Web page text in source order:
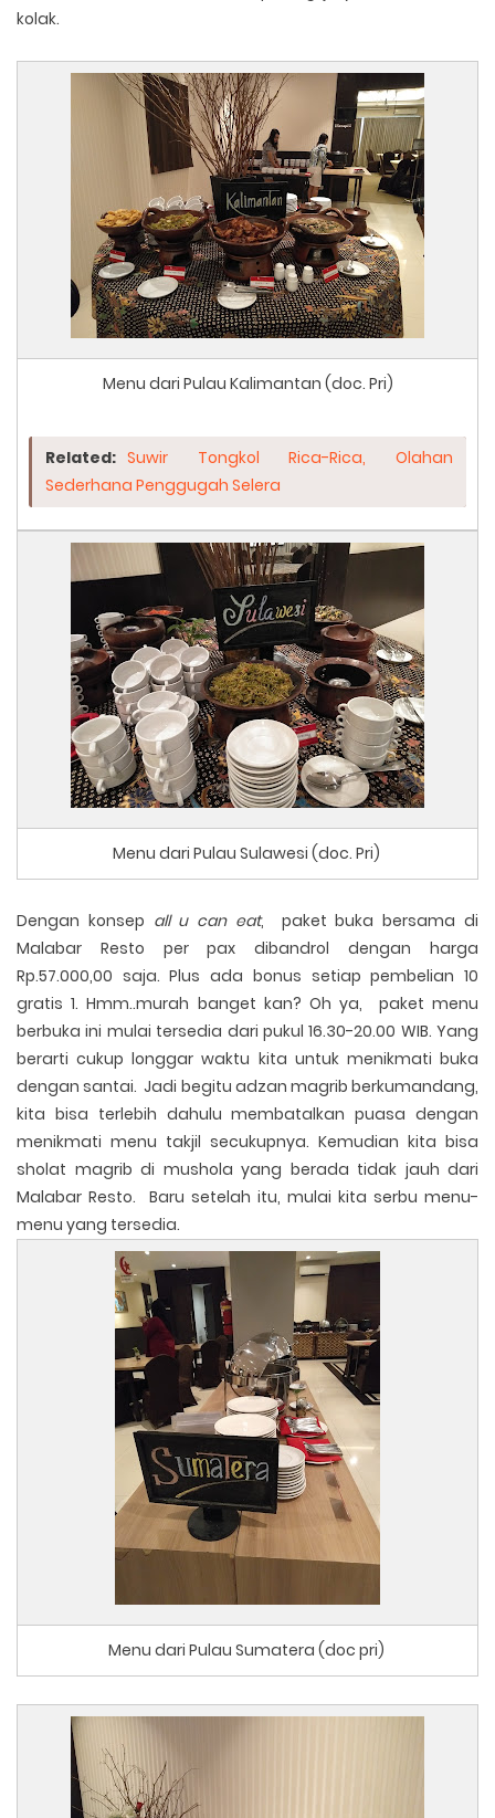
kolak.
Menu dari Pulau Kalimantan (doc. Pri)
Related: Suwir Tongkol Rica-Rica, Olahan
Sederhana Penggugah Selera
Menu dari Pulau Sulawesi (doc. Pri)
Dengan konsep all u can eat, paket buka bersama di
Malabar Resto per pax dibandrol dengan harga
Rp.57.000,00 saja. Plus ada bonus setiap pembelian 10
gratis 1. Hmm..murah banget kan? Oh ya, paket menu
berbuka ini mulai tersedia dari pukul 16.30-20.00 WIB. Yang
berarti cukup longgar waktu kita untuk menikmati buka
dengan santai. Jadi begitu adzan magrib berkumandang,
kita bisa terlebih dahulu membatalkan puasa dengan
menikmati menu takjil secukupnya. Kemudian kita bisa
sholat magrib di mushola yang berada tidak jauh dari
Malabar Resto. Baru setelah itu, mulai kita serbu menu-
menu yang tersedia.
Menu dari Pulau Sumatera (doc pri)